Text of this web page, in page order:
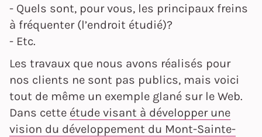
- Quels sont, pour vous, les principaux freins
à fréquenter (l’endroit étudié)?
- Etc.
Les travaux que nous avons réalisés pour
nos clients ne sont pas publics, mais voici
tout de même un exemple glané sur le Web.
Dans cette étude visant à développer une
vision du développement du Mont-Sainte-